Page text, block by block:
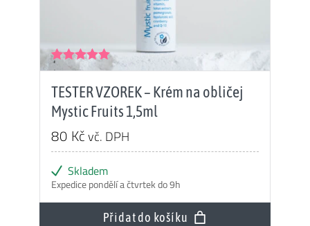
Hodnocení
TESTER VZOREK – Krém na obličej
Mystic Fruits 1,5ml
80Kčvč. DPH
Skladem
Expedice pondělí a čtvrtek do 9h
Přidat do košíku